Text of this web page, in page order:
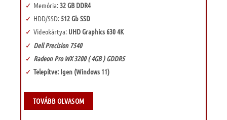
Memória:32 GB DDR4
HDD/SSD:512 Gb SSD
Videokártya: UHD Graphics 630 4K
Dell Precision 7540
Radeon Pro WX 3200 ( 4GB ) GDDR5
Telepítve: Igen (Windows 11)
TOVÁBB OLVASOM